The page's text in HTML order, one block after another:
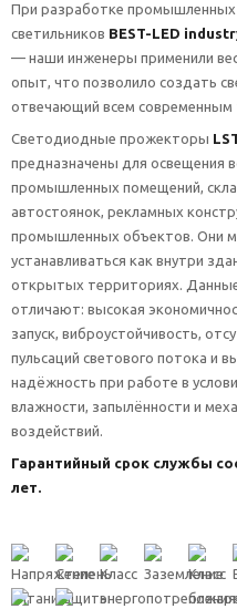
При разработке
светильников BEST-LED
— наши инженеры применили
опыт, что позволило создать
отвечающий всем современным
Светодиодные прожекторы
предназначены для освещения
промышленных помещений,
автостоянок, рекламных
промышленных объектов. Они
устанавливаться как внутри
открытых территориях. Данные
отличают: высокая
запуск, виброустойчивость,
пульсаций светового потока и
надёжность при работе в
влажности, запылённости и
воздействий.
Гарантийный срок службы
лет.